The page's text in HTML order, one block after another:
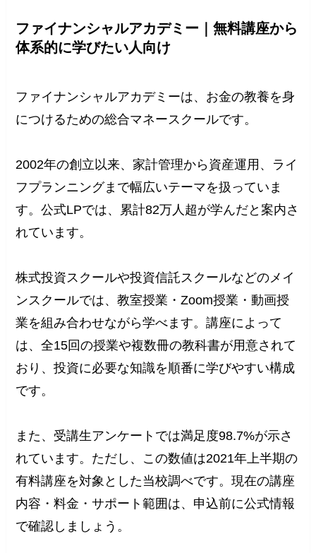
ファイナンシャルアカデミー｜無料講座から
体系的に学びたい人向け
ファイナンシャルアカデミーは、お金の教養を身
につけるための総合マネースクールです。
2002年の創立以来、家計管理から資産運用、ライ
フプランニングまで幅広いテーマを扱っていま
す。公式LPでは、累計82万人超が学んだと案内さ
れています。
株式投資スクールや投資信託スクールなどのメイ
ンスクールでは、教室授業・Zoom授業・動画授
業を組み合わせながら学べます。講座によって
は、全15回の授業や複数冊の教科書が用意されて
おり、投資に必要な知識を順番に学びやすい構成
です。
また、受講生アンケートでは満足度98.7%が示さ
れています。ただし、この数値は2021年上半期の
有料講座を対象とした当校調べです。現在の講座
内容・料金・サポート範囲は、申込前に公式情報
で確認しましょう。